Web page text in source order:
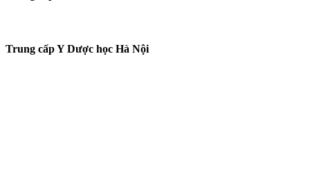
Trung cấp Y Dược học Hà Nội